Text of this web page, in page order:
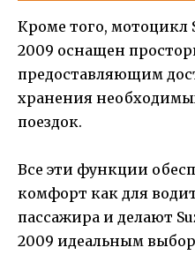
Кроме того, мотоцикл
2009 оснащен
предоставляющим
хранения
поездок.
Все эти функции
комфорт как для
пассажира и делают
2009 идеальным